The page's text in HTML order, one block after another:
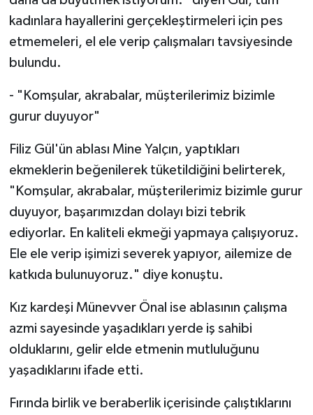
kadınlara hayallerini gerçekleştirmeleri için pes
etmemeleri, el ele verip çalışmaları tavsiyesinde
bulundu.
- "Komşular, akrabalar, müşterilerimiz bizimle
gurur duyuyor"
Filiz Gül'ün ablası Mine Yalçın, yaptıkları
ekmeklerin beğenilerek tüketildiğini belirterek,
"Komşular, akrabalar, müşterilerimiz bizimle gurur
duyuyor, başarımızdan dolayı bizi tebrik
ediyorlar. En kaliteli ekmeği yapmaya çalışıyoruz.
Ele ele verip işimizi severek yapıyor, ailemize de
katkıda bulunuyoruz." diye konuştu.
Kız kardeşi Münevver Önal ise ablasının çalışma
azmi sayesinde yaşadıkları yerde iş sahibi
olduklarını, gelir elde etmenin mutluluğunu
yaşadıklarını ifade etti.
Fırında birlik ve beraberlik içerisinde çalıştıklarını